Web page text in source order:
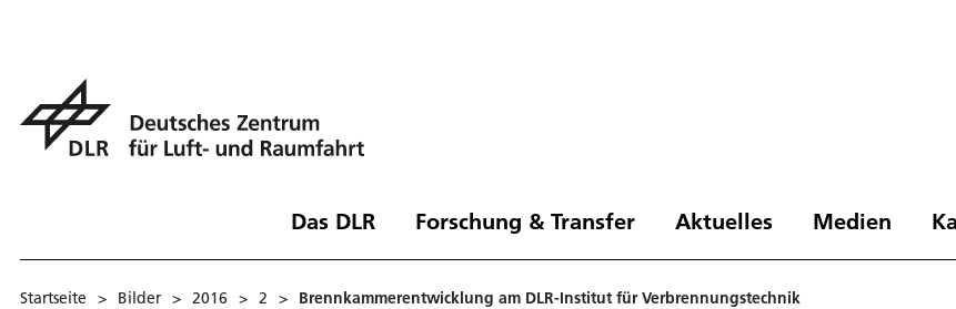
Das DLR Forschung & Transfer Aktuelles Medien
Startseite > Bilder > 2016 > 2 > Brennkammerentwicklung am DLR-Institut für Verbrennungstechnik